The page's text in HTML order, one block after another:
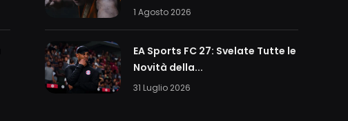
1 Agosto 2026
EA Sports FC 27: Svelate Tutte le
Novità della...
31 Luglio 2026